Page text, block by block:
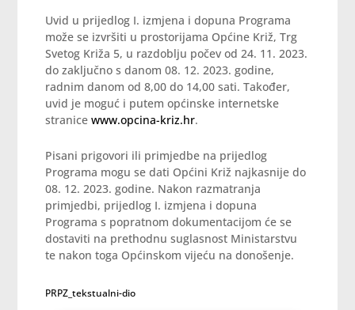
Uvid u prijedlog I. izmjena i dopuna Programa
može se izvršiti u prostorijama Općine Križ, Trg
Svetog Križa 5, u razdoblju počev od 24. 11. 2023.
do zaključno s danom 08. 12. 2023. godine,
radnim danom od 8,00 do 14,00 sati. Također,
uvid je moguć i putem općinske internetske
stranicewww.opcina-kriz.hr.
Pisani prigovori ili primjedbe na prijedlog
Programa mogu se dati Općini Križ najkasnije do
08. 12. 2023. godine. Nakon razmatranja
primjedbi, prijedlog I. izmjena i dopuna
Programa s popratnom dokumentacijom će se
dostaviti na prethodnu suglasnost Ministarstvu
te nakon toga Općinskom vijeću na donošenje.
PRPZ_tekstualni-dio